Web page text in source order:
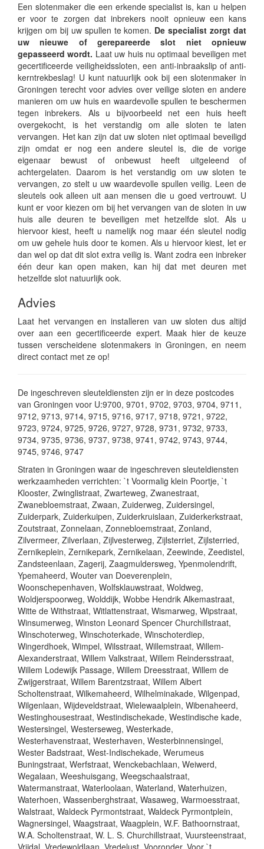
Een slotenmaker die een erkende specialist is, kan u helpen
er voor te zorgen dat inbrekers nooit opnieuw een kans
krijgen om bij uw spullen te komen. De specialist zorgt dat
uw nieuwe of gerepareerde slot niet opnieuw
gepasseerd wordt. Laat uw huis nu optimaal beveiligen met
gecertificeerde veiligheidssloten, een anti-inbraakslip of anti-
kerntrekbeslag! U kunt natuurlijk ook bij een slotenmaker in
Groningen terecht voor advies over veilige sloten en andere
manieren om uw huis en waardevolle spullen te beschermen
tegen inbrekers. Als u bijvoorbeeld net een huis heeft
overgekocht, is het verstandig om alle sloten te laten
vervangen. Het kan zijn dat uw sloten niet optimaal beveiligd
zijn omdat er nog een andere sleutel is, die de vorige
eigenaar bewust of onbewust heeft uitgeleend of
achtergelaten. Daarom is het verstandig om uw sloten te
vervangen, zo stelt u uw waardevolle spullen veilig. Leen de
sleutels ook alleen uit aan mensen die u goed vertrouwt. U
kunt er voor kiezen om bij het vervangen van de sloten in uw
huis alle deuren te beveiligen met hetzelfde slot. Als u
hiervoor kiest, heeft u namelijk nog maar één sleutel nodig
om uw gehele huis door te komen. Als u hiervoor kiest, let er
dan wel op dat dit slot extra veilig is. Want zodra een inbreker
één deur kan open maken, kan hij dat met deuren met
hetzelfde slot natuurlijk ook.
Advies
Laat het vervangen en installeren van uw sloten dus altijd
over aan een gecertificeerde expert. Maak hier de keuze
tussen verscheidene slotenmakers in Groningen, en neem
direct contact met ze op!
De ingeschreven sleuteldiensten zijn er in deze postcodes
van Groningen voor U:9700, 9701, 9702, 9703, 9704, 9711,
9712, 9713, 9714, 9715, 9716, 9717, 9718, 9721, 9722,
9723, 9724, 9725, 9726, 9727, 9728, 9731, 9732, 9733,
9734, 9735, 9736, 9737, 9738, 9741, 9742, 9743, 9744,
9745, 9746, 9747
Straten in Groningen waar de ingeschreven sleuteldiensten
werkzaamheden verrichten: `t Voormalig klein Poortje, `t
Klooster, Zwinglistraat, Zwarteweg, Zwanestraat,
Zwanebloemstraat, Zwaan, Zuiderweg, Zuidersingel,
Zuiderpark, Zuiderkuipen, Zuiderkruislaan, Zuiderkerkstraat,
Zoutstraat, Zonnelaan, Zonnebloemstraat, Zonland,
Zilvermeer, Zilverlaan, Zijlvesterweg, Zijlsterriet, Zijlsterried,
Zernikeplein, Zernikepark, Zernikelaan, Zeewinde, Zeedistel,
Zandsteenlaan, Zagerij, Zaagmuldersweg, Ypenmolendrift,
Ypemaheerd, Wouter van Doeverenplein,
Woonschepenhaven, Wolfsklauwstraat, Woldweg,
Woldjerspoorweg, Wolddijk, Wobbe Hendrik Alkemastraat,
Witte de Withstraat, Witlattenstraat, Wismarweg, Wipstraat,
Winsumerweg, Winston Leonard Spencer Churchillstraat,
Winschoterweg, Winschoterkade, Winschoterdiep,
Wingerdhoek, Wimpel, Wilsstraat, Willemstraat, Willem-
Alexanderstraat, Willem Valkstraat, Willem Reindersstraat,
Willem Lodewijk Passage, Willem Dreesstraat, Willem de
Zwijgerstraat, Willem Barentzstraat, Willem Albert
Scholtenstraat, Wilkemaheerd, Wilhelminakade, Wilgenpad,
Wilgenlaan, Wijdeveldstraat, Wielewaalplein, Wibenaheerd,
Westinghousestraat, Westindischekade, Westindische kade,
Westersingel, Westerseweg, Westerkade,
Westerhavenstraat, Westerhaven, Westerbinnensingel,
Wester Badstraat, West-Indischekade, Werumeus
Buningstraat, Werfstraat, Wenckebachlaan, Weiwerd,
Wegalaan, Weeshuisgang, Weegschaalstraat,
Watermanstraat, Waterloolaan, Waterland, Waterhuizen,
Waterhoen, Wassenberghstraat, Wasaweg, Warmoesstraat,
Walstraat, Waldeck Pyrmontstraat, Waldeck Pyrmontplein,
Wagnersingel, Waagstraat, Waagplein, W.F. Bathoornstraat,
W.A. Scholtenstraat, W. L. S. Churchillstraat, Vuursteenstraat,
Vrijdal, Vredewoldlaan, Vredelust, Vooronder, Voor `t